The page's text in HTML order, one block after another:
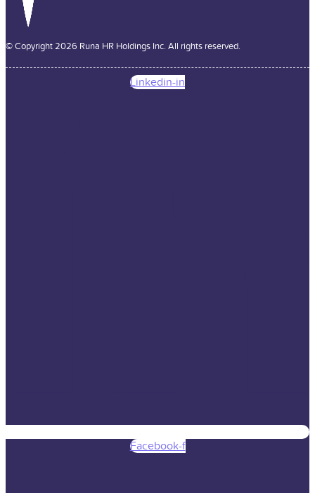
© Copyright 2026 Runa HR Holdings Inc. All rights reserved.
Linkedin-in
Facebook-f